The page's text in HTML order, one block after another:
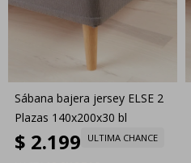
Sábana bajera jersey ELSE 2
Plazas 140x200x30 bl
$ 2.199 ULTIMA CHANCE